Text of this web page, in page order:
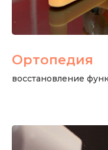
Ортопедия
восстановление